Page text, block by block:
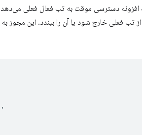
دسترسی موقت به تب فعال فعلی می‌دهد،
تب فعلی خارج شود یا آن را ببندد. این مجوز به